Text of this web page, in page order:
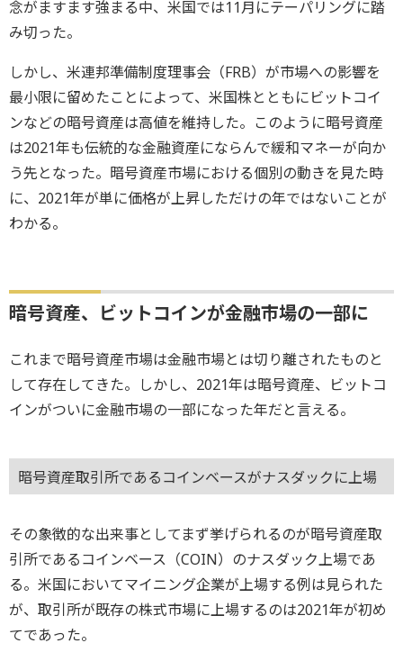
念がますます強まる中、米国では11月にテーパリングに踏
み切った。
しかし、米連邦準備制度理事会（FRB）が市場への影響を
最小限に留めたことによって、米国株とともにビットコイ
ンなどの暗号資産は高値を維持した。このように暗号資産
は2021年も伝統的な金融資産にならんで緩和マネーが向か
う先となった。暗号資産市場における個別の動きを見た時
に、2021年が単に価格が上昇しただけの年ではないことが
わかる。
暗号資産、ビットコインが金融市場の一部に
これまで暗号資産市場は金融市場とは切り離されたものと
して存在してきた。しかし、2021年は暗号資産、ビットコ
インがついに金融市場の一部になった年だと言える。
暗号資産取引所であるコインベースがナスダックに上場
その象徴的な出来事としてまず挙げられるのが暗号資産取
引所であるコインベース（COIN）のナスダック上場であ
る。米国においてマイニング企業が上場する例は見られた
が、取引所が既存の株式市場に上場するのは2021年が初め
てであった。